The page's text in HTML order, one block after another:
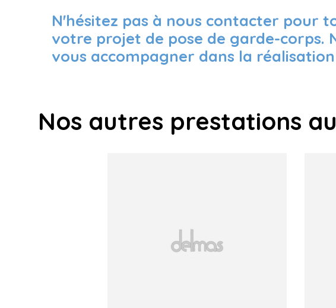
N'hésitez pas à nous contacter pour
votre projet de pose de garde-corps.
vous accompagner dans la
Nos autres prestations